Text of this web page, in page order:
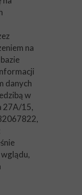
na
danych
w
27A/15,